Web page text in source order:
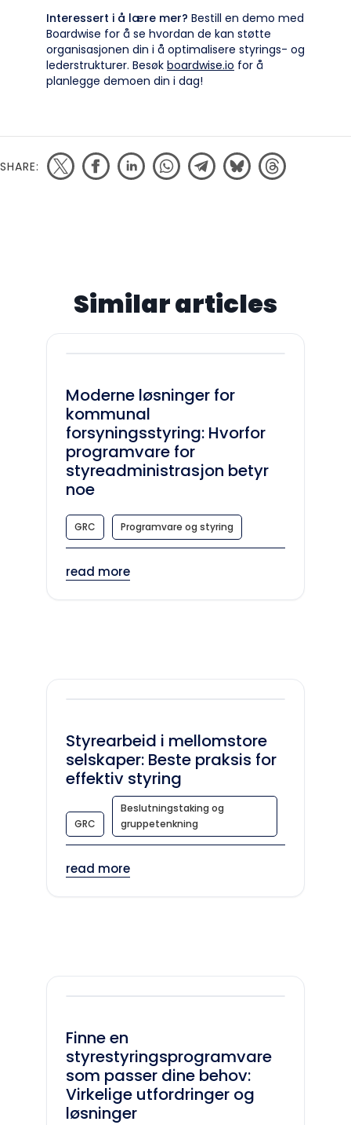
Interessert i å lære mer? Bestill en demo med
Boardwise for å se hvordan de kan støtte
organisasjonen din i å optimalisere styrings- og
lederstrukturer. Besøk boardwise.io for å
planlegge demoen din i dag!
SHARE:
Similar articles
Moderne løsninger for
kommunal
forsyningsstyring: Hvorfor
programvare for
styreadministrasjon betyr
noe
GRC Programvare og styring
read more
Styrearbeid i mellomstore
selskaper: Beste praksis for
effektiv styring
GRC
Beslutningstaking og
gruppetenkning
read more
Finne en
styrestyringsprogramvare
som passer dine behov:
Virkelige utfordringer og
løsninger